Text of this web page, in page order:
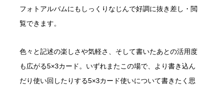
フォトアルバムにもしっくりなじんで好調に抜き差し・閲
覧できます。
色々と記述の楽しさや気軽さ、そして書いたあとの活用度
も広がる5×3カード。いずれまたこの場で、より書き込ん
だり使い回したりする5×3カード使いについて書きたく思